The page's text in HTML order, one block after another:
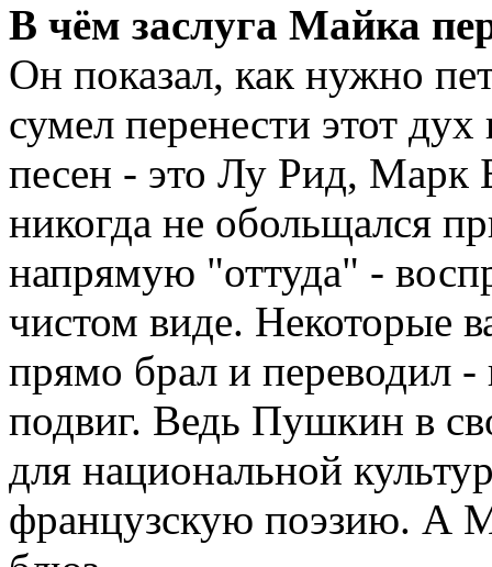
В чём заслуга Майка
Он показал, как нужно
сумел перенести этот
песен - это Лу Рид, Марк
никогда не обольщался
напрямую "оттуда" -
чистом виде. Некоторые
прямо брал и переводил
подвиг. Ведь Пушкин в
для национальной
французскую поэзию. А